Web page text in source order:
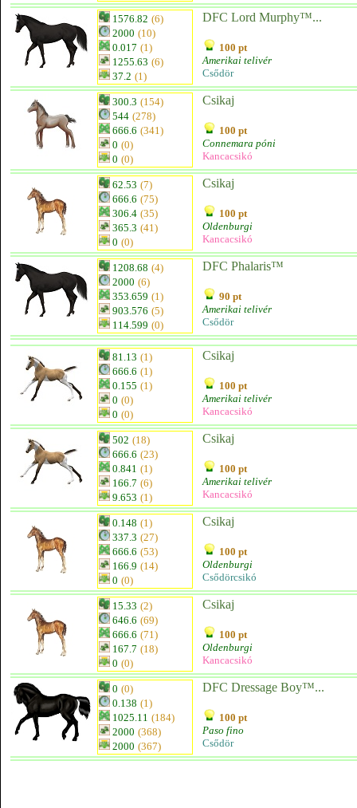
1576.82 (6)
2000 (10)
0.017 (1)
1255.63 (6)
37.2 (1)
DFC Lord Murphy™...
100 pt
Amerikai telivér
Csődör
300.3 (154)
544 (278)
666.6 (341)
0 (0)
0 (0)
Csikaj
100 pt
Connemara póni
Kancacsikó
62.53 (7)
666.6 (75)
306.4 (35)
365.3 (41)
0 (0)
Csikaj
100 pt
Oldenburgi
Kancacsikó
1208.68 (4)
2000 (6)
353.659 (1)
903.576 (5)
114.599 (0)
DFC Phalaris™
90 pt
Amerikai telivér
Csődör
81.13 (1)
666.6 (1)
0.155 (1)
0 (0)
0 (0)
Csikaj
100 pt
Amerikai telivér
Kancacsikó
502 (18)
666.6 (23)
0.841 (1)
166.7 (6)
9.653 (1)
Csikaj
100 pt
Amerikai telivér
Kancacsikó
0.148 (1)
337.3 (27)
666.6 (53)
166.9 (14)
0 (0)
Csikaj
100 pt
Oldenburgi
Csődörcsikó
15.33 (2)
646.6 (69)
666.6 (71)
167.7 (18)
0 (0)
Csikaj
100 pt
Oldenburgi
Kancacsikó
0 (0)
0.138 (1)
1025.11 (184)
2000 (368)
2000 (367)
DFC Dressage Boy™...
100 pt
Paso fino
Csődör